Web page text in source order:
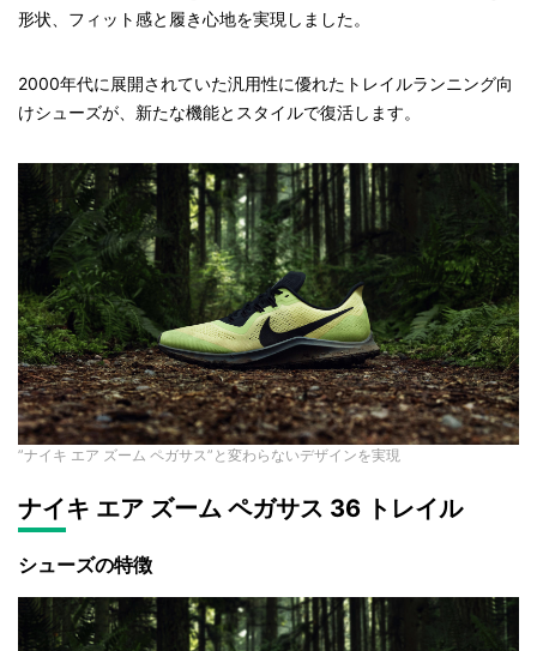
形状、フィット感と履き心地を実現しました。
2000年代に展開されていた汎用性に優れたトレイルランニング向
けシューズが、新たな機能とスタイルで復活します。
”ナイキ エア ズーム ペガサス”と変わらないデザインを実現
ナイキ エア ズーム ペガサス 36 トレイル
シューズの特徴